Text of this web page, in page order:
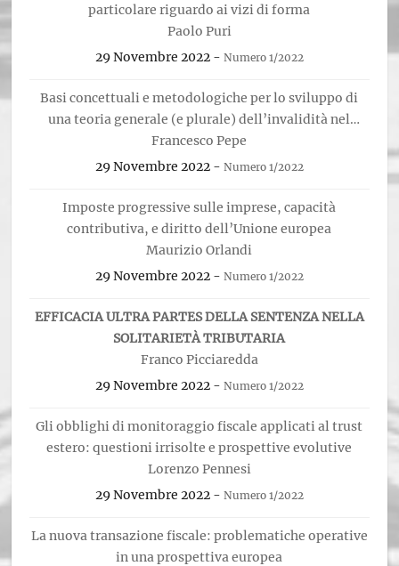
particolare riguardo ai vizi di forma
Paolo Puri
29 Novembre 2022- Numero 1/2022
Basi concettuali e metodologiche per lo sviluppo di
una teoria generale (e plurale) dell’invalidità nel
settore tributario
Francesco Pepe
29 Novembre 2022- Numero 1/2022
Imposte progressive sulle imprese, capacità
contributiva, e diritto dell’Unione europea
Maurizio Orlandi
29 Novembre 2022- Numero 1/2022
EFFICACIA ULTRA PARTES DELLA SENTENZA NELLA
SOLITARIETÀ TRIBUTARIA
Franco Picciaredda
29 Novembre 2022- Numero 1/2022
Gli obblighi di monitoraggio fiscale applicati al trust
estero: questioni irrisolte e prospettive evolutive
Lorenzo Pennesi
29 Novembre 2022- Numero 1/2022
La nuova transazione fiscale: problematiche operative
in una prospettiva europea